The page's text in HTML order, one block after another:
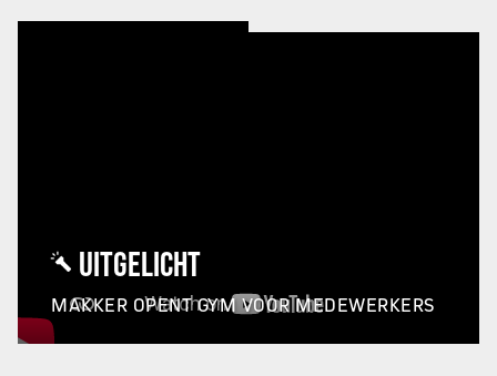
UITGELICHT
MAKKER OPENT GYM VOOR MEDEWERKERS